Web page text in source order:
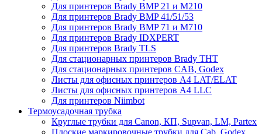
Для принтеров Brady BMP 21 и M210
Для принтеров Brady BMP 41/51/53
Для принтеров Brady BMP 71 и M710
Для принтеров Brady IDXPERT
Для принтеров Brady TLS
Для стационарных принтеров Brady THT
Для стационарных принтеров CAB, Godex
Листы для офисных принтеров А4 LAT/ELAT
Листы для офисных принтеров А4 LLC
Для принтеров Niimbot
Термоусадочная трубка
Круглые трубки для Canon, КП, Supvan, LM, Partex
Плоские маркировочные трубки для Cab, Godex